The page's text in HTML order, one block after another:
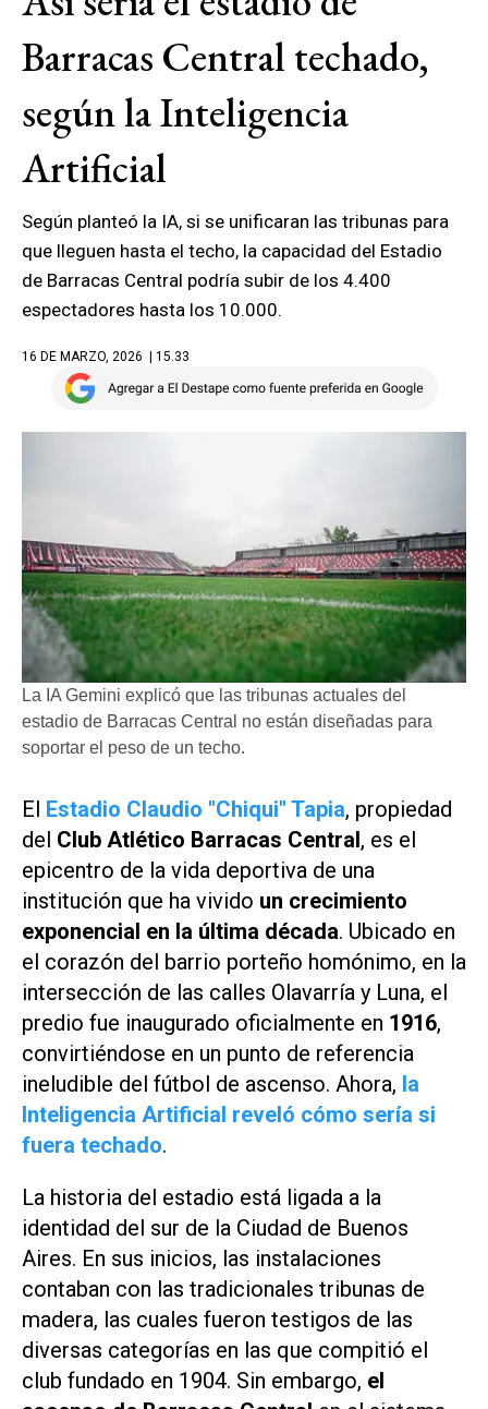
Barracas Central techado,
según la Inteligencia
Artificial
Según planteó la IA, si se unificaran las tribunas para
que lleguen hasta el techo, la capacidad del Estadio
de Barracas Central podría subir de los 4.400
espectadores hasta los 10.000.
16 DE MARZO, 2026 | 15.33
La IA Gemini explicó que las tribunas actuales del
estadio de Barracas Central no están diseñadas para
soportar el peso de un techo.
El Estadio Claudio "Chiqui" Tapia, propiedad
del Club Atlético Barracas Central, es el
epicentro de la vida deportiva de una
institución que ha vivido un crecimiento
exponencial en la última década. Ubicado en
el corazón del barrio porteño homónimo, en la
intersección de las calles Olavarría y Luna, el
predio fue inaugurado oficialmente en 1916,
convirtiéndose en un punto de referencia
ineludible del fútbol de ascenso. Ahora, la
Inteligencia Artificial reveló cómo sería si
fuera techado.
La historia del estadio está ligada a la
identidad del sur de la Ciudad de Buenos
Aires. En sus inicios, las instalaciones
contaban con las tradicionales tribunas de
madera, las cuales fueron testigos de las
diversas categorías en las que compitió el
club fundado en 1904. Sin embargo, el